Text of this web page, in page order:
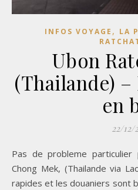
INFOS VOYAGE , LA
Ubon
(Thailande) –
en
22/12/
Pas de probleme particulier pour passer la frontiere à
Chong Mek, (Thailande via
rapides et les douaniers sont